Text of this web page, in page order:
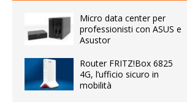
Micro data center per
professionisti con ASUS e
Asustor
Router FRITZ!Box 6825
4G, l’ufficio sicuro in
mobilità